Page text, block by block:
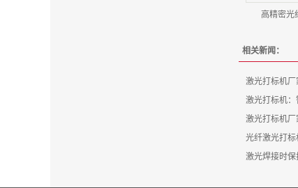
高精密光
相关新闻：
激光打标机
激光打标机
激光打标机厂
光纤激光打
激光焊接时